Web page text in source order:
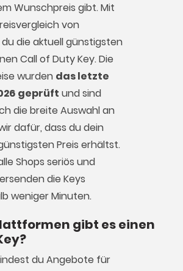
Wunschpreis gibt. Mit
von
die aktuell günstigsten
Call of Duty Key. Die
wurden das letzte
geprüft und sind
die breite Auswahl an
dafür, dass du dein
Preis erhältst.
Shops seriös und
die Keys
weniger Minuten.
gibt es einen
du Angebote für